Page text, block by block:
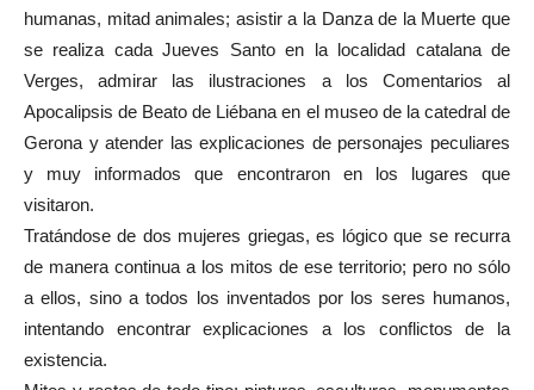
humanas, mitad animales; asistir a la Danza de la Muerte que
se realiza cada Jueves Santo en la localidad catalana de
Verges, admirar las ilustraciones a los Comentarios al
Apocalipsis de Beato de Liébana en el museo de la catedral de
Gerona y atender las explicaciones de personajes peculiares
y muy informados que encontraron en los lugares que
visitaron.
Tratándose de dos mujeres griegas, es lógico que se recurra
de manera continua a los mitos de ese territorio; pero no sólo
a ellos, sino a todos los inventados por los seres humanos,
intentando encontrar explicaciones a los conflictos de la
existencia.